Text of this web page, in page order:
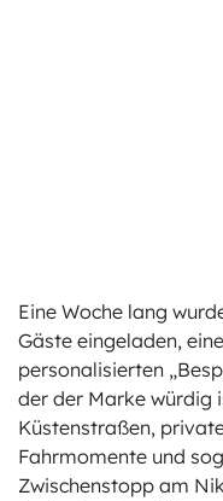
Eine Woche lang
Gäste eingeladen,
personalisierten
der der Marke würdig
Küstenstraßen,
Fahrmomente und
Zwischenstopp am